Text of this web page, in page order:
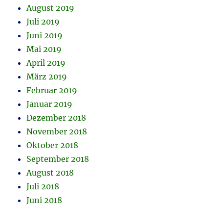
August 2019
Juli 2019
Juni 2019
Mai 2019
April 2019
März 2019
Februar 2019
Januar 2019
Dezember 2018
November 2018
Oktober 2018
September 2018
August 2018
Juli 2018
Juni 2018